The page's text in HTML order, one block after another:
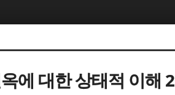
에 대한 상태적 이해 2
치북5
치북5